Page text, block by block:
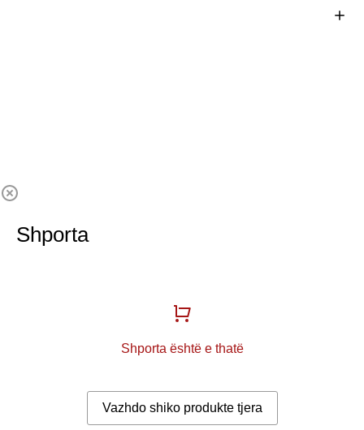
Shporta
Shporta është e thatë
Vazhdo shiko produkte tjera